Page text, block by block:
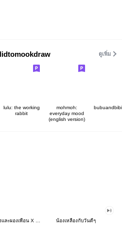
ดูเพิ่ม
lulu: the working
rabbit
mohmoh:
everyday mood
(english version)
น้องม่วงและผองเพื่อน X น้องอุ่นใจ น้องเหลืองกับวันดีๆ